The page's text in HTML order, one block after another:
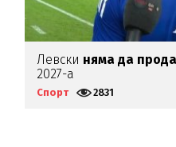
Левски няма да
2027-а
Спорт 2831